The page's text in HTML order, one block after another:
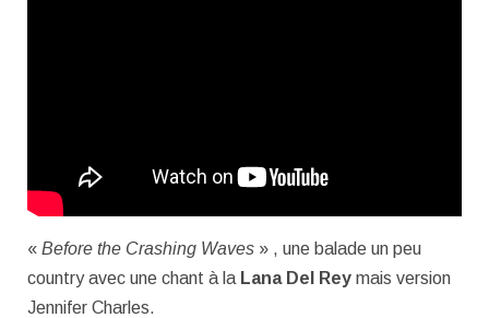
« Before the Crashing Waves » , une balade un peu
country avec une chant à la Lana Del Rey mais version
Jennifer Charles.